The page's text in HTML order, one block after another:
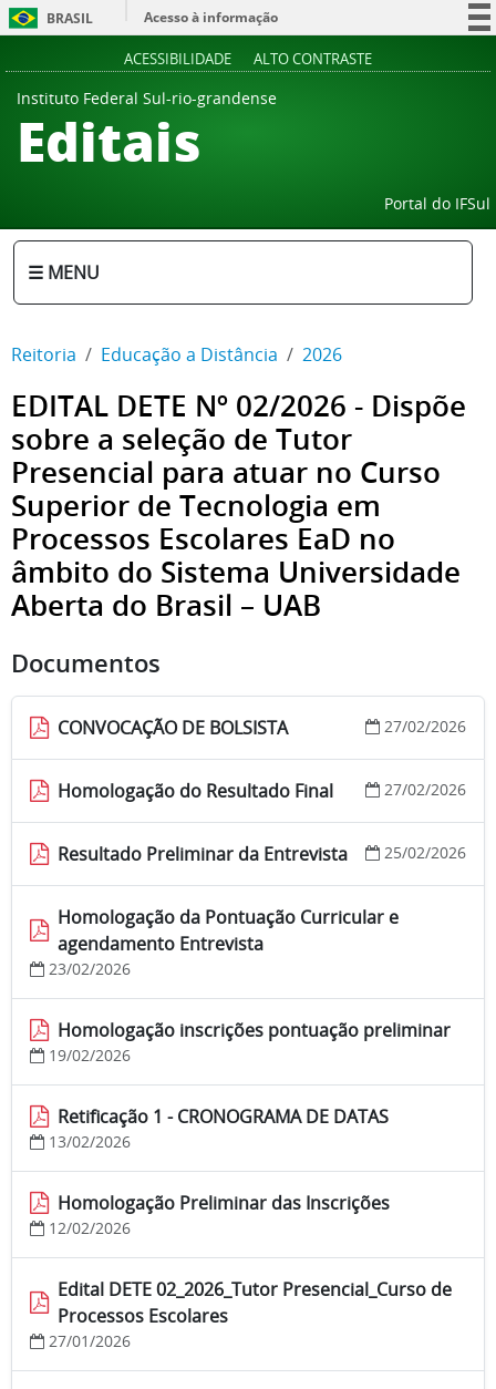
BRASIL
Acesso à informação
ACESSIBILIDADE ALTO CONTRASTE
Instituto Federal Sul-rio-grandense
Editais
Portal do IFSul
☰ MENU
Reitoria Educação a Distância 2026
EDITAL DETE Nº 02/2026 - Dispõe
sobre a seleção de Tutor
Presencial para atuar no Curso
Superior de Tecnologia em
Processos Escolares EaD no
âmbito do Sistema Universidade
Aberta do Brasil – UAB
Documentos
CONVOCAÇÃO DE BOLSISTA 27/02/2026
Homologação do Resultado Final 27/02/2026
Resultado Preliminar da Entrevista 25/02/2026
Homologação da Pontuação Curricular e
agendamento Entrevista
23/02/2026
Homologação inscrições pontuação preliminar
19/02/2026
Retificação 1 - CRONOGRAMA DE DATAS
13/02/2026
Homologação Preliminar das Inscrições
12/02/2026
Edital DETE 02_2026_Tutor Presencial_Curso de
Processos Escolares
27/01/2026